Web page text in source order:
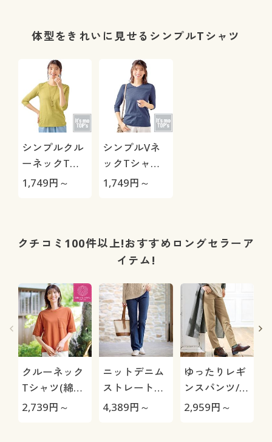
ト・速乾・洗
体型をきれいに見せるシンプルTシャツ
シンプルクル
ーネックTシ
ャツ(7分袖)
1,749円～
シンプルVネ
ックTシャツ
(7分袖)(洗濯
1,749円～
クチコミ100件以上!おすすめロングセラーア
イテム!
クルーネック
Tシャツ(綿
100%・洗濯
2,739円～
ニットデニム
ストレートパ
ンツ(スマート
4,389円～
ゆったりレギ
ンスパンツ/細
見えが叶うら
2,959円～